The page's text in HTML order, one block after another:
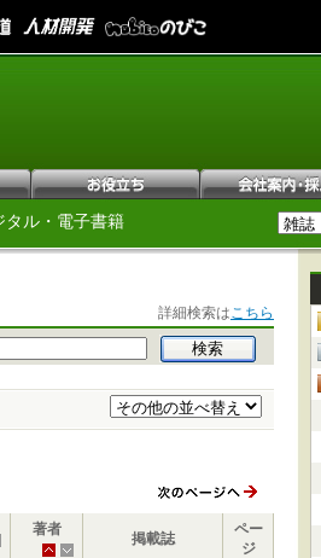
タル・電子書籍
詳細検索はこちら
著者
掲載誌
ペー
ジ